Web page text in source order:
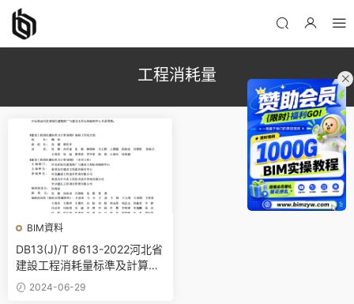
工程消耗量
BIM資料
DB13(J)/T 8613-2022河北省
建設工程消耗量标準及計算規
則（市政工程）PDF電子版百
度網盤下載
2024-06-29